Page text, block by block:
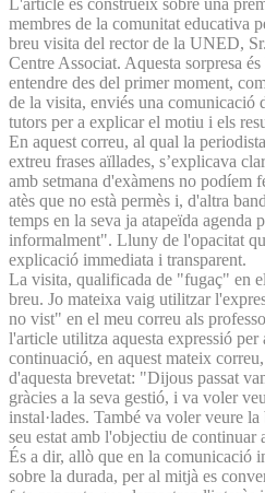
membres de la comunitat educativa
breu visita del rector de la UNED,
Centre Associat. Aquesta sorpresa
entendre des del primer moment,
de la visita, enviés una comunicació
tutors per a explicar el motiu i els
En aquest correu, al qual la
extreu frases aïllades, s’explicava
amb setmana d'exàmens no podíem
atès que no està permès i, d'altra
temps en la seva ja atapeïda agenda
informalment". Lluny de l'opacitat
explicació immediata i transparent.
La visita, qualificada de "fugaç" en
breu. Jo mateixa vaig utilitzar
no vist" en el meu correu als
l'article utilitza aquesta expressió per
continuació, en aquest mateix
d'aquesta brevetat: "Dijous passat
gràcies a la seva gestió, i va voler
instal·lades. També va voler veure
seu estat amb l'objectiu de continuar
És a dir, allò que en la comunicació
sobre la durada, per al mitjà es